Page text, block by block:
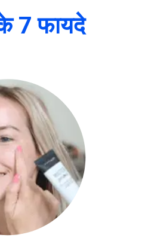
7 फायदे